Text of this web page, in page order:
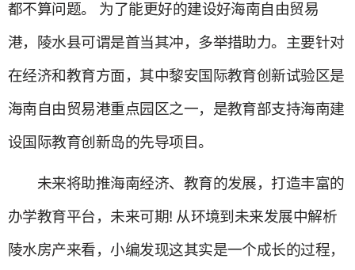
都不算问题。 为了能更好的建设好海南自由贸易
港，陵水县可谓是首当其冲，多举措助力。主要针对
在经济和教育方面，其中黎安国际教育创新试验区是
海南自由贸易港重点园区之一，是教育部支持海南建
设国际教育创新岛的先导项目。
未来将助推海南经济、教育的发展，打造丰富的
办学教育平台，未来可期! 从环境到未来发展中解析
陵水房产来看，小编发现这其实是一个成长的过程，